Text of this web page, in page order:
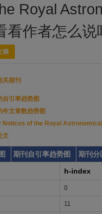
Royal
看作者怎么说
稿
关期刊
自引率趋势图
年文章数趋势图
Notices of the Royal
文
期刊自引率趋势图
期刊分
h-index
0
11